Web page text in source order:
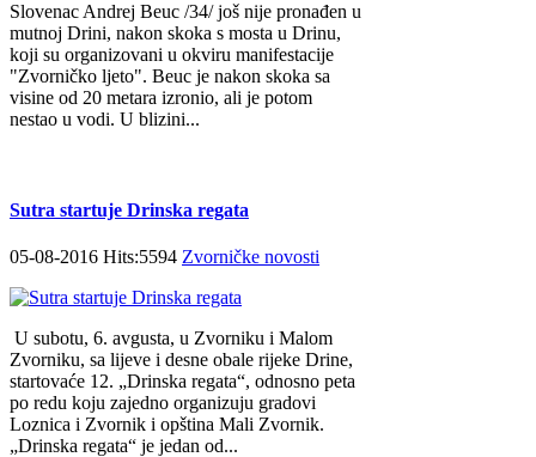
Slovenac Andrej Beuc /34/ još nije pronađen u
mutnoj Drini, nakon skoka s mosta u Drinu,
koji su organizovani u okviru manifestacije
"Zvorničko ljeto". Beuc je nakon skoka sa
visine od 20 metara izronio, ali je potom
nestao u vodi. U blizini...
Sutra startuje Drinska regata
05-08-2016 Hits:5594 Zvorničke novosti
U subotu, 6. avgusta, u Zvorniku i Malom
Zvorniku, sa lijeve i desne obale rijeke Drine,
startovaće 12. „Drinska regata“, odnosno peta
po redu koju zajedno organizuju gradovi
Loznica i Zvornik i opština Mali Zvornik.
„Drinska regata“ je jedan od...